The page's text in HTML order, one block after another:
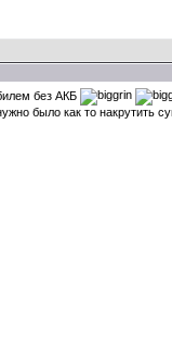
без АКБ
было как то накрутить